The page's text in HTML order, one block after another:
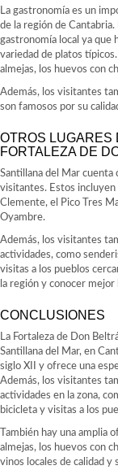
La gastronomía es un
de la región de
gastronomía local ya que
variedad de platos
almejas, los huevos con
Además, los visitantes
son famosos por su
OTROS LUGARES
FORTALEZA DE
Santillana del Mar cuenta
visitantes. Estos incluyen
Clemente, el Pico Tres
Oyambre.
Además, los visitantes
actividades, como
visitas a los pueblos
la región y conocer mejor
CONCLUSIONES
La Fortaleza de Don
Santillana del Mar, en
siglo XII y ofrece una
Además, los visitantes
actividades en la zona,
bicicleta y visitas a los
También hay una amplia
almejas, los huevos con
vinos locales de calidad y